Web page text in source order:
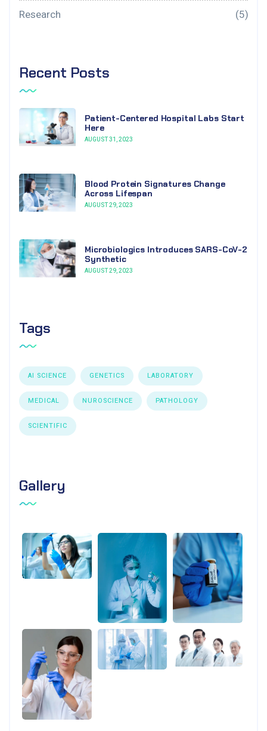
Research (5)
Recent Posts
Patient-Centered Hospital Labs Start
Here
AUGUST 31, 2023
Blood Protein Signatures Change
Across Lifespan
AUGUST 29, 2023
Microbiologics Introduces SARS-CoV-2
Synthetic
AUGUST 29, 2023
Tags
AI SCIENCE GENETICS LABORATORY
MEDICAL NUROSCIENCE PATHOLOGY
SCIENTIFIC
Gallery